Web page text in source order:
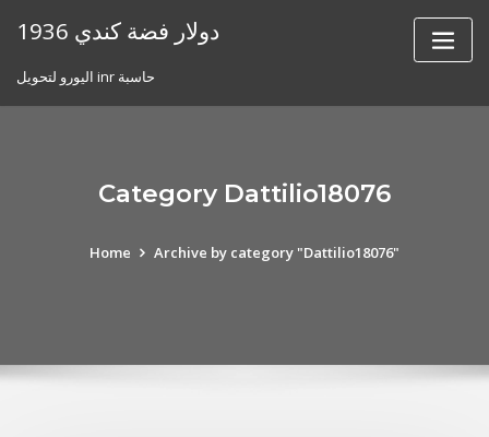
1936 دولار فضة كندي
اليورو لتحويل inr حاسبة
Category Dattilio18076
Home Archive by category "Dattilio18076"